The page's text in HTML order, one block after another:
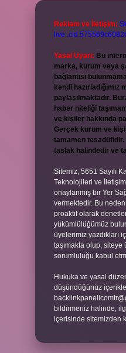
Reklam ve İletişim:
Yasal Uyarı: Bu
marka, kurum veya
bağlantısı
kendi hazırladığımız
paylaşılmaktadır.
haber niteliği
ve kişiler hakkında
Gerçek kurum ve
tamamen
taslak halindedir ve
Sitemiz, 5651 Sayılı
Teknolojileri ve
onaylanmış bir Yer
vermektedir. Bu
proaktif olarak
yükümlülüğümüz
üyelerimiz yazdıkları
taşımakta olup, siteye
sorumluluğu kabul
Hukuka ve yasal
düşündüğünüz
bildirmeniz halinde,
içerisinde sitemizden